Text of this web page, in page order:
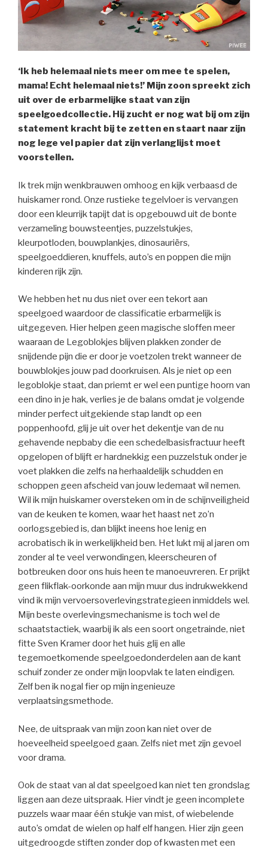
‘Ik heb helemaal niets meer om mee te spelen,
mama! Echt helemaal niets!’ Mijn zoon spreekt zich
uit over de erbarmelijke staat van zijn
speelgoedcollectie. Hij zucht er nog wat bij om zijn
statement kracht bij te zetten en staart naar zijn
nog lege vel papier dat zijn verlanglijst moet
voorstellen.
Ik trek mijn wenkbrauwen omhoog en kijk verbaasd de
huiskamer rond. Onze rustieke tegelvloer is vervangen
door een kleurrijk tapijt dat is opgebouwd uit de bonte
verzameling bouwsteentjes, puzzelstukjes,
kleurpotloden, bouwplankjes, dinosauriërs,
speelgoeddieren, knuffels, auto’s en poppen die mijn
kinderen rijk zijn.
We hebben het nu dus niet over een tekort aan
speelgoed waardoor de classificatie erbarmelijk is
uitgegeven. Hier helpen geen magische sloffen meer
waaraan de Legoblokjes blijven plakken zonder de
snijdende pijn die er door je voetzolen trekt wanneer de
bouwblokjes jouw pad doorkruisen. Als je niet op een
legoblokje staat, dan priemt er wel een puntige hoorn van
een dino in je hak, verlies je de balans omdat je volgende
minder perfect uitgekiende stap landt op een
poppenhoofd, glij je uit over het dekentje van de nu
gehavende nepbaby die een schedelbasisfractuur heeft
opgelopen of blijft er hardnekkig een puzzelstuk onder je
voet plakken die zelfs na herhaaldelijk schudden en
schoppen geen afscheid van jouw ledemaat wil nemen.
Wil ik mijn huiskamer oversteken om in de schijnveiligheid
van de keuken te komen, waar het haast net zo’n
oorlogsgebied is, dan blijkt ineens hoe lenig en
acrobatisch ik in werkelijkheid ben. Het lukt mij al jaren om
zonder al te veel verwondingen, kleerscheuren of
botbreuken door ons huis heen te manoeuvreren. Er prijkt
geen flikflak-oorkonde aan mijn muur dus indrukwekkend
vind ik mijn vervoersoverlevingstrategieen inmiddels wel.
Mijn beste overlevingsmechanisme is toch wel de
schaatstactiek, waarbij ik als een soort ongetrainde, niet
fitte Sven Kramer door het huis glij en alle
tegemoetkomende speelgoedonderdelen aan de kant
schuif zonder ze onder mijn loopvlak te laten eindigen.
Zelf ben ik nogal fier op mijn ingenieuze
verplaatsingsmethode.
Nee, de uitspraak van mijn zoon kan niet over de
hoeveelheid speelgoed gaan. Zelfs niet met zijn gevoel
voor drama.
Ook de staat van al dat speelgoed kan niet ten grondslag
liggen aan deze uitspraak. Hier vindt je geen incomplete
puzzels waar maar één stukje van mist, of wiebelende
auto’s omdat de wielen op half elf hangen. Hier zijn geen
uitgedroogde stiften zonder dop of kwasten met een